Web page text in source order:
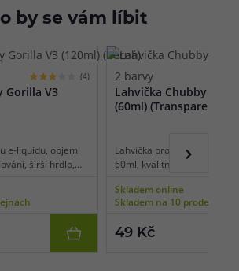
by se vám líbit
(4)
Gorilla V3
e-liquidu, objem
širší hrdlo,
barva, balení 1
2 barvy
Lahvička Chubby
(60ml) (Transparentní)
Lahvička pro přípravu e-
60ml, kvalitní zpracování,
pro snadné plnění,
balení 1 ks.
Skladem online
Skladem na 10 prodejnách
49 Kč